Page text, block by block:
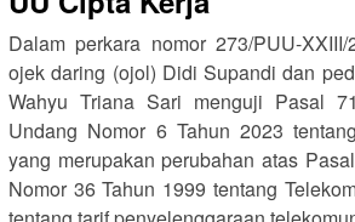
Dalam perkara nomor 273/PUU-
ojek daring (ojol) Didi Supandi dan
Wahyu Triana Sari menguji Pasal
Undang Nomor 6 Tahun 2023
yang merupakan perubahan atas
Nomor 36 Tahun 1999 tentang